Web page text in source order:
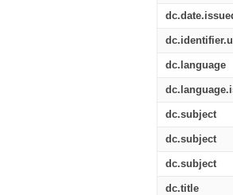
dc.language
dc.subject
dc.subject
dc.subject
dc.title